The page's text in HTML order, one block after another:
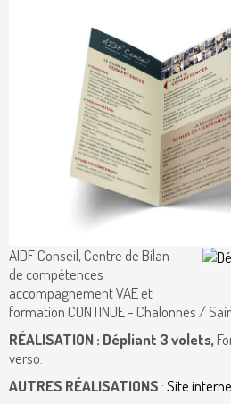
AIDF Conseil, Centre de Bilan
de compétences
accompagnement VAE et
formation CONTINUE - Chalonnes /
RÉALISATION : Dépliant 3 volets,
verso.
AUTRES RÉALISATIONS :Site